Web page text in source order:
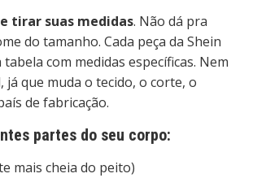
tirar suas medidas. Não dá pra
do tamanho. Cada peça da Shein
com medidas específicas. Nem
já que muda o tecido, o corte, o
de fabricação.
partes do seu corpo:
mais cheia do peito)